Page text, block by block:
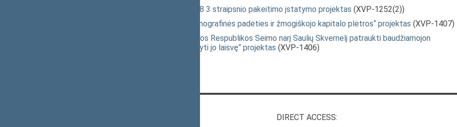
Valstybės skolos įstatymo Nr. I-1508 3 straipsnio pakeitimo įstatymo projektas (XVP-1252(2))
Seimo rezoliucijos „Dėl Lietuvos demografinės padėties ir žmogiškojo kapitalo plėtros“ projektas (XVP-1407)
Seimo nutarimo „Dėl sutikimo Lietuvos Respublikos Seimo narį Saulių Skvernelį patraukti baudžiamojon
atsakomybėn, suimti ar kitaip suvaržyti jo laisvę“ projektas (XVP-1406)
DIRECT ACCESS: